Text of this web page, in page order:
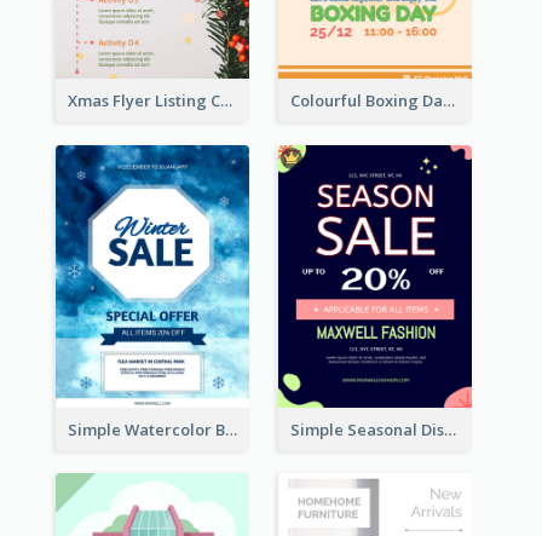
Xmas Flyer Listing Christmas Activities Clearly Colourful Boxing Day Event Flyer With Decorations
Simple Watercolor Background Winter Sale Design Simple Seasonal Discount Offer Flyer Design Idea